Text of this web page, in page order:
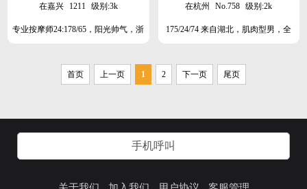
在嘉兴 1211 级别:3k
专业按摩师24:178/65，阳光帅气，浙
在杭州 No.758 级别:2k
175/24/74 来自湖北，肌肉型男，全
首页 上一页 1 2 下一页 尾页
手机呼叫